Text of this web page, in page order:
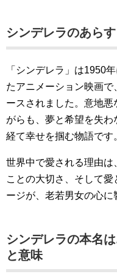
シンデレラのあら
「シンデレラ」は1950
たアニメーション映画で
ースされました。意地
がらも、夢と希望を失
経て幸せを掴む物語です
世界中で愛される理由は
ことの大切さ、そして
ージが、老若男女の心に
シンデレラの本名
と意味